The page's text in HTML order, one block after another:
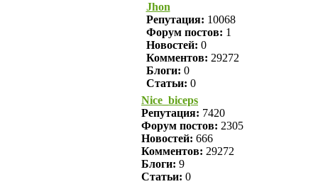
Jhon
Репутация: 10068
Форум постов: 1
Новостей: 0
Комментов: 29272
Блоги: 0
Статьи: 0
Nice_biceps
Репутация: 7420
Форум постов: 2305
Новостей: 666
Комментов: 29272
Блоги: 9
Статьи: 0